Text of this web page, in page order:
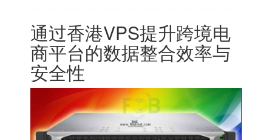
通过香港VPS提升跨境电
商平台的数据整合效率与
安全性